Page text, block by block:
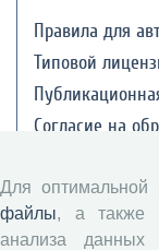
Правила для
Типовой
Согласие на
Рецензентам
Для оптимальной
файлы, а также
анализа